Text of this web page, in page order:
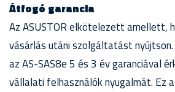
Átfogó garancia
Az ASUSTOR elkötelezett amellett,
vásárlás utáni szolgáltatást
az AS-SAS8e 5 és 3 év garanciával
vállalati felhasználók nyugalmát. Ez